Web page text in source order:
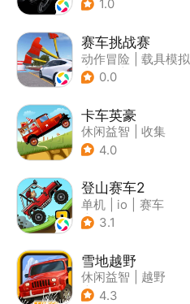
1.0
赛车挑战赛
动作冒险
载具模拟
| 汽车
0.0
卡车英豪
休闲益智
收集
4.0
登山赛车2
单机 io
赛车
| 欧美风
3.1
雪地越野
休闲益智
越野
| 横版过关
4.3